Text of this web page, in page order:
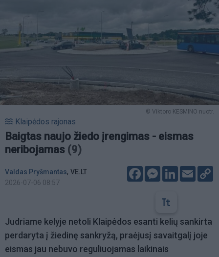
© Viktoro KESMINO nuotr.
Klaipėdos rajonas
Baigtas naujo žiedo įrengimas - eismas
neribojamas (9)
Valdas Pryšmantas, VE.LT
2026-07-06 08:57
FacebookMessenger
LinkedIn
Email
Judriame kelyje netoli Klaipėdos esanti kelių sankirta
perdaryta į žiedinę sankryžą, praėjusį savaitgalį joje
eismas jau nebuvo reguliuojamas laikinais